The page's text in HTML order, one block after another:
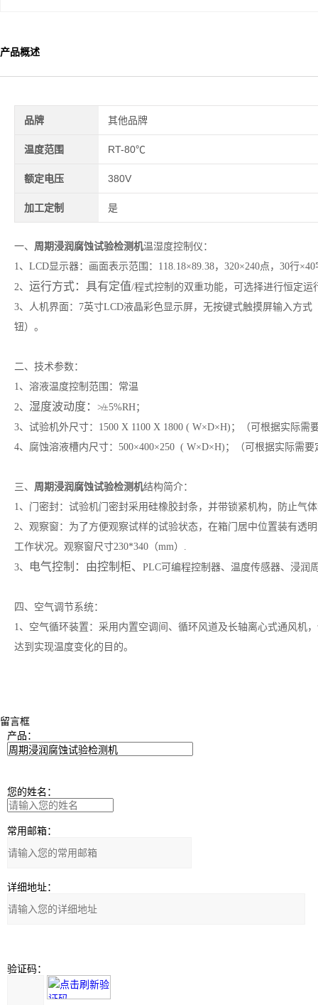
产品概述
品牌 其他品牌
温度范围 RT-80℃
额定电压 380V
加工定制 是
一、 周期浸润腐蚀试验检测机温湿度控制仪：
1、LCD显示器：画面表示范围：118.18×89.38，320×240点，30行
2、 运行方式：具有定值/程式控制的双重功能，可选择进行恒定运
3、人机界面：7英寸LCD液晶彩色显示屏，无按键式触摸屏输入方
钮）。
二、技术参数：
1、溶液温度控制范围：常温
2、 湿度波动度： ≯±5%RH；
3、试验机外尺寸：1500 X 1100 X 1800 ( W×D×H)；（可根据实际需
4、腐蚀溶液槽内尺寸：500×400×250 ( W×D×H)；（可根据实际需要
三、 周期浸润腐蚀试验检测机结构简介：
1、门密封：试验机门密封采用硅橡胶封条，并带锁紧机构，防止气
2、观察窗：为了方便观察试样的试验状态，在箱门居中位置装有透
工作状况。观察窗尺寸230*340（mm）.
3、
电气控制：由控制柜、 PLC可编程控制器、温度传感器、浸润
四、空气调节系统：
1、空气循环装置：采用内置空调间、循环风道及长轴离心式通风机
达到实现温度变化的目的。
留言框
产品：
您的姓名：
常用邮箱：
详细地址：
验证码：